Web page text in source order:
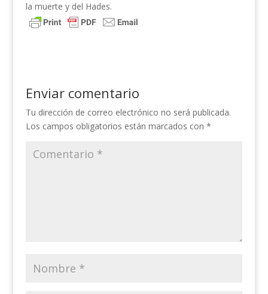
la muerte y del Hades.
Enviar comentario
Tu dirección de correo electrónico no será publicada.
Los campos obligatorios están marcados con *